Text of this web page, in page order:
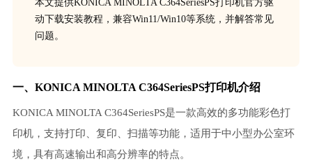
本文提供KONICA MINOLTA C364SeriesPS打印机官方驱
动下载安装教程，兼容Win11/Win10等系统，并解答常见
问题。
一、KONICA MINOLTA C364SeriesPS打印机介绍
KONICA MINOLTA C364SeriesPS是一款高效的多功能彩色打
印机，支持打印、复印、扫描等功能，适用于中小型办公室环
境，具有高速输出和高分辨率的特点。